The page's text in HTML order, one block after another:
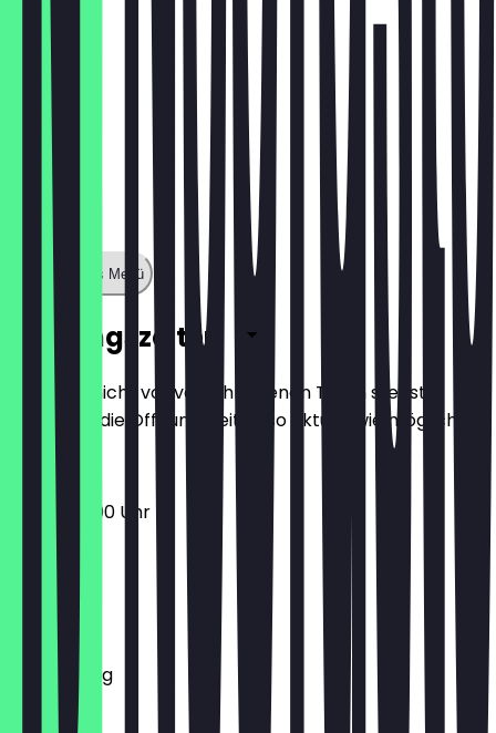
Zeige ganzes Menü
Öffnungszeiten
Damit du nicht vor verschlossenen Türen stehst,
halten wir die Öffnungszeiten so aktuell wie möglich.
06:30 - 13:00 Uhr
Montag
Dienstag
Mittwoch
Donnerstag
Freitag